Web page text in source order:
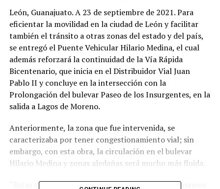
León, Guanajuato. A 23 de septiembre de 2021. Para
eficientar la movilidad en la ciudad de León y facilitar
también el tránsito a otras zonas del estado y del país,
se entregó el Puente Vehicular Hilario Medina, el cual
además reforzará la continuidad de la Vía Rápida
Bicentenario, que inicia en el Distribuidor Vial Juan
Pablo II y concluye en la intersección con la
Prolongación del bulevar Paseo de los Insurgentes, en la
salida a Lagos de Moreno.
Anteriormente, la zona que fue intervenida, se
caracterizaba por tener congestionamiento vial; sin
embargo, con esta obra, la circulación en el bulevar
Hilario Medina y zonas aledañas será mucho más fluida.
“Estas obras buscan acercar a las familias; que pasemos